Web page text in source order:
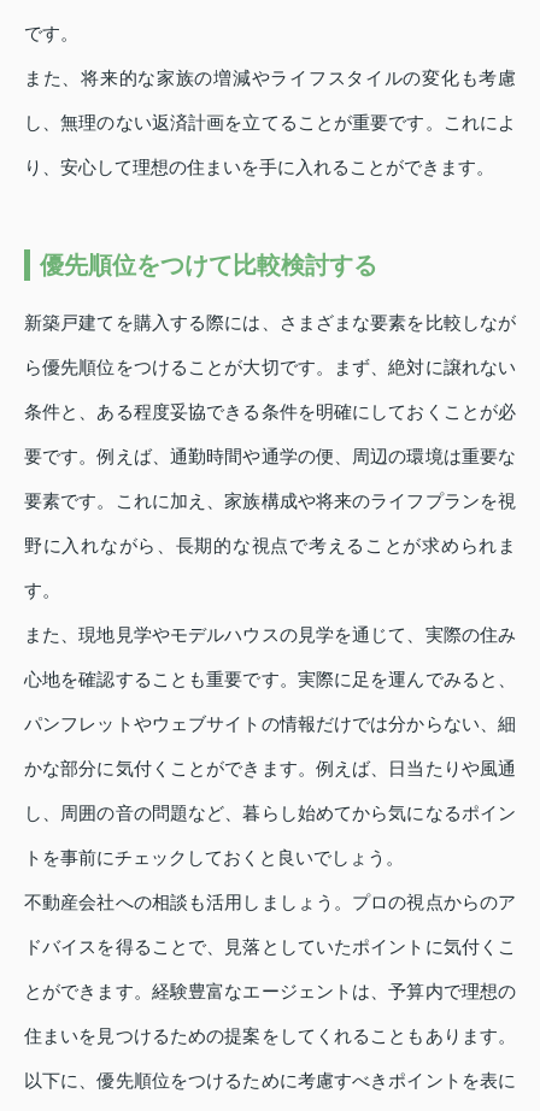
です。
また、将来的な家族の増減やライフスタイルの変化も考慮
し、無理のない返済計画を立てることが重要です。これによ
り、安心して理想の住まいを手に入れることができます。
優先順位をつけて比較検討する
新築戸建てを購入する際には、さまざまな要素を比較しなが
ら優先順位をつけることが大切です。まず、絶対に譲れない
条件と、ある程度妥協できる条件を明確にしておくことが必
要です。例えば、通勤時間や通学の便、周辺の環境は重要な
要素です。これに加え、家族構成や将来のライフプランを視
野に入れながら、長期的な視点で考えることが求められま
す。
また、現地見学やモデルハウスの見学を通じて、実際の住み
心地を確認することも重要です。実際に足を運んでみると、
パンフレットやウェブサイトの情報だけでは分からない、細
かな部分に気付くことができます。例えば、日当たりや風通
し、周囲の音の問題など、暮らし始めてから気になるポイン
トを事前にチェックしておくと良いでしょう。
不動産会社への相談も活用しましょう。プロの視点からのア
ドバイスを得ることで、見落としていたポイントに気付くこ
とができます。経験豊富なエージェントは、予算内で理想の
住まいを見つけるための提案をしてくれることもあります。
以下に、優先順位をつけるために考慮すべきポイントを表に